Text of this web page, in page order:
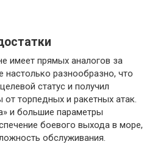
имеет прямых аналогов за
разнообразно, что
статус и получил
торпедных и ракетных атак.
и большие параметры
боевого выхода в море,
обслуживания.